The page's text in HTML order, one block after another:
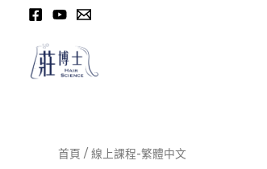
首頁 / 線上課程-繁體中文